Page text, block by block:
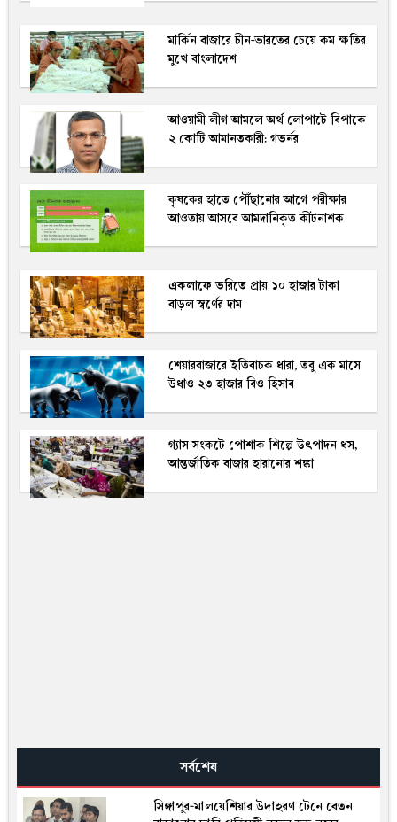
মার্কিন বাজারে চীন-ভারতের চেয়ে কম ক্ষতির
মুখে বাংলাদেশ
আওয়ামী লীগ আমলে অর্থ লোপাটে বিপাকে
২ কোটি আমানতকারী: গভর্নর
কৃষকের হাতে পৌঁছানোর আগে পরীক্ষার
আওতায় আসবে আমদানিকৃত কীটনাশক
একলাফে ভরিতে প্রায় ১০ হাজার টাকা
বাড়ল স্বর্ণের দাম
শেয়ারবাজারে ইতিবাচক ধারা, তবু এক মাসে
উধাও ২৩ হাজার বিও হিসাব
গ্যাস সংকটে পোশাক শিল্পে উৎপাদন ধস,
আন্তর্জাতিক বাজার হারানোর শঙ্কা
সর্বশেষ
সিঙ্গাপুর-মালয়েশিয়ার উদাহরণ টেনে বেতন